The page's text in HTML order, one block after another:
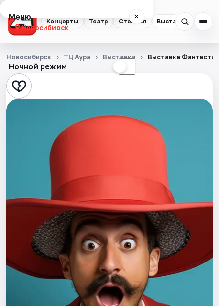
Концерты Театр Стендап Выставки
Меню ×
Новосибирск
Концерты
Театр
Стендап
Экскурсии
Города
Площадки
Ночной режим ☾
Новосибирск ТЦ Аура Выставки Выставка